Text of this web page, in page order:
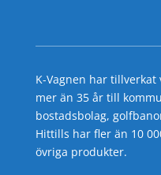
K-Vagnen har
mer än 35 år till
bostadsbolag,
Hittills har fler än 10
övriga produkter.